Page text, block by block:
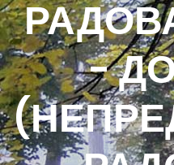
-